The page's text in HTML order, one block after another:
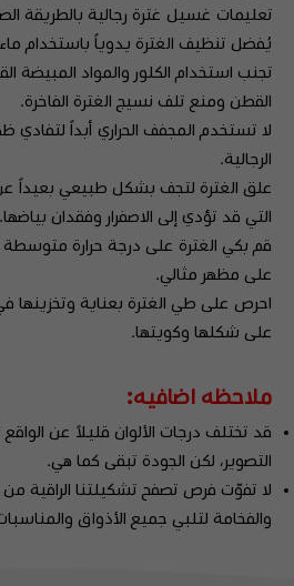
تعليمات غسيل غترة رجالية بالطريقة
يُفضل تنظيف الغترة يدوياً باستخدام
تجنب استخدام الكلور والمواد المبيضة
القطن ومنع تلف نسيج الغترة الفاخرة.
لا تستخدم المجفف الحراري أبداً لتفادي
الرجالية.
علق الغترة لتجف بشكل طبيعي بعيداً
التي قد تؤدي إلى الاصفرار وفقدان بياضها.
قم بكي الغترة على درجة حرارة متوسطة
على مظهر مثالي.
احرص على طي الغترة بعناية وتخزينها
على شكلها وكويتها.
ملاحظه اضافيه:
قد تختلف درجات الألوان قليلاً عن الواقع
التصوير، لكن الجودة تبقى كما هي.
لا تفوّت فرص تصفح تشكيلتنا الراقية من
والفخامة لتلبي جميع الأذواق